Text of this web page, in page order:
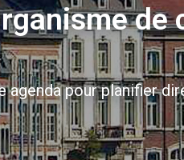
de
agenda pour planifier